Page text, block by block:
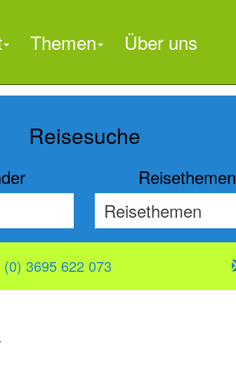

Themen Über uns
Reisesuche
Reisethemen
(0) 3695 622 073